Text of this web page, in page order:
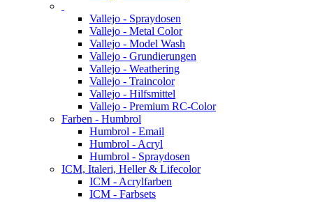
Vallejo - Spraydosen
Vallejo - Metal Color
Vallejo - Model Wash
Vallejo - Grundierungen
Vallejo - Weathering
Vallejo - Traincolor
Vallejo - Hilfsmittel
Vallejo - Premium RC-Color
Farben - Humbrol
Humbrol - Email
Humbrol - Acryl
Humbrol - Spraydosen
ICM, Italeri, Heller & Lifecolor
ICM - Acrylfarben
ICM - Farbsets